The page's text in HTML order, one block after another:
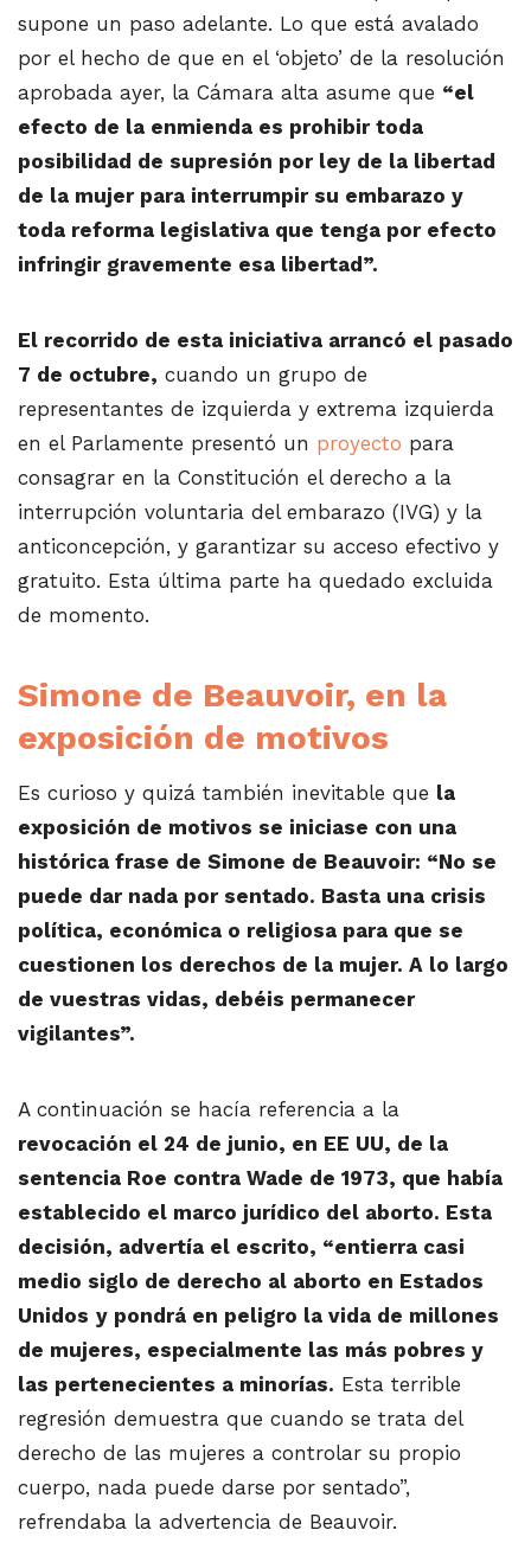
supone un paso adelante. Lo que está avalado
por el hecho de que en el ‘objeto’ de la resolución
aprobada ayer, la Cámara alta asume que “el
efecto de la enmienda es prohibir toda
posibilidad de supresión por ley de la libertad
de la mujer para interrumpir su embarazo y
toda reforma legislativa que tenga por efecto
infringir gravemente esa libertad”.
El recorrido de esta iniciativa arrancó el pasado
7 de octubre, cuando un grupo de
representantes de izquierda y extrema izquierda
en el Parlamente presentó un proyecto para
consagrar en la Constitución el derecho a la
interrupción voluntaria del embarazo (IVG) y la
anticoncepción, y garantizar su acceso efectivo y
gratuito. Esta última parte ha quedado excluida
de momento.
Simone de Beauvoir, en la
exposición de motivos
Es curioso y quizá también inevitable que la
exposición de motivos se iniciase con una
histórica frase de Simone de Beauvoir: “No se
puede dar nada por sentado. Basta una crisis
política, económica o religiosa para que se
cuestionen los derechos de la mujer. A lo largo
de vuestras vidas, debéis permanecer
vigilantes”.
A continuación se hacía referencia a la
revocación el 24 de junio, en EE UU, de la
sentencia Roe contra Wade de 1973, que había
establecido el marco jurídico del aborto. Esta
decisión, advertía el escrito, “entierra casi
medio siglo de derecho al aborto en Estados
Unidos y pondrá en peligro la vida de millones
de mujeres, especialmente las más pobres y
las pertenecientes a minorías. Esta terrible
regresión demuestra que cuando se trata del
derecho de las mujeres a controlar su propio
cuerpo, nada puede darse por sentado”,
refrendaba la advertencia de Beauvoir.